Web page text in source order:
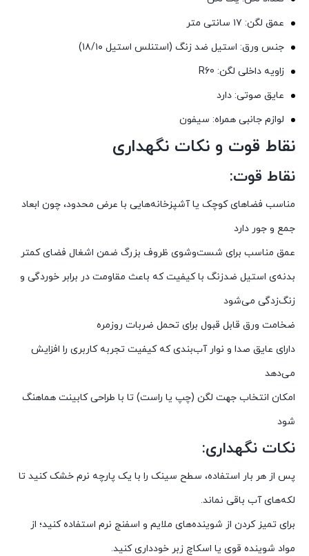
عمق لگن: ۱۷ سانتی متر
جنس ورق: استیل ضد زنگ (استنلس استیل ۱۸/۱۰)
زاویه داخلی لگن: R60
عایق صوتی: دارد
لوازم جانبی همراه: سیفون
نقاط قوت و نکات نگهداری
نقاط قوت:
مناسب فضاهای کوچک یا آشپزخانه‌هایی با عرض محدود، چون ابعاد
جمع و جور دارد
عمق مناسب برای شست‌وشوی ظروف بزرگ ضمن اشغال فضای کمتر
بدنه‌ی استیل ضدزنگ با کیفیت که باعث مقاومت در برابر خوردگی و
زنگ‌زدگی می‌شود
ضخامت ورق قابل قبول برای تحمل ضربات روزمره
دارای عایق صدا و نوار آب‌بندی که کیفیت تجربه کاربری را افزایش
می‌دهد
امکان انتخاب جهت لگن (چپ یا راست) تا با طراحی کابینت هماهنگ
شود
نکات نگهداری:
پس از هر بار استفاده، سطح سینک را با یک پارچه نرم خشک کنید تا
لکه‌های آب باقی نماند.
برای تمیز کردن از شوینده‌های ملایم و اسفنج نرم استفاده کنید؛ از
مواد شوینده قوی یا اسکاچ زبر خودداری کنید.